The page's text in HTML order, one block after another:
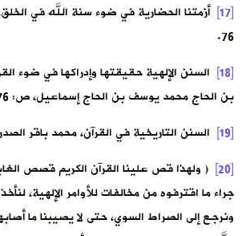
[17]
أزمتنا الحضارية في ضوء سنة الله في
76.
[18]
السنن الإلهية حقيقتها وإدراكها في ضوء
بن الحاج محمد يوسف بن الحاج إسماعيل، ص: 76.
[19]
السنن التاريخية في القرآن، محمد باقر
[20]
( ولهذا قص علينا القرآن الكريم قصص
جراء ما اقترفوه من مخالفات للأوامر الإلهية،
ونرجع إلى الصراط السوي، حتى لا يصيبنا ما